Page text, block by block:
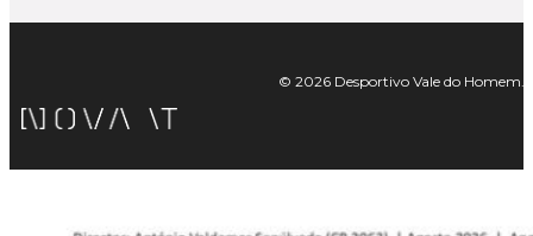
© 2026 Desportivo Vale do Homem.